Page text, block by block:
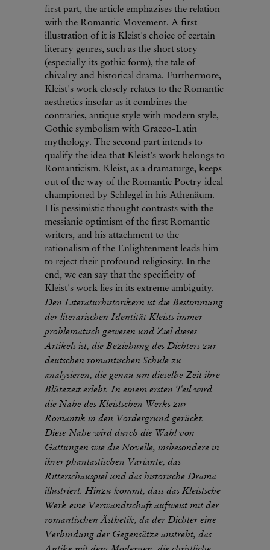
first part, the article emphazises the relation
with the Romantic Movement. A first
illustration of it is Kleist's choice of certain
literary genres, such as the short story
(especially its gothic form), the tale of
chivalry and historical drama. Furthermore,
Kleist's work closely relates to the Romantic
aesthetics insofar as it combines the
contraries, antique style with modern style,
Gothic symbolism with Graeco-Latin
mythology. The second part intends to
qualify the idea that Kleist's work belongs to
Romanticism. Kleist, as a dramaturge, keeps
out of the way of the Romantic Poetry ideal
championed by Schlegel in his Athenäum.
His pessimistic thought contrasts with the
messianic optimism of the first Romantic
writers, and his attachment to the
rationalism of the Enlightenment leads him
to reject their profound religiosity. In the
end, we can say that the specificity of
Kleist's work lies in its extreme ambiguity.
Den Literaturhistorikern ist die Bestimmung
der literarischen Identität Kleists immer
problematisch gewesen und Ziel dieses
Artikels ist, die Beziehung des Dichters zur
deutschen romantischen Schule zu
analysieren, die genau um dieselbe Zeit ihre
Blütezeit erlebt. In einem ersten Teil wird
die Nähe des Kleistschen Werks zur
Romantik in den Vordergrund gerückt.
Diese Nähe wird durch die Wahl von
Gattungen wie die Novelle, insbesondere in
ihrer phantastischen Variante, das
Ritterschauspiel und das historische Drama
illustriert. Hinzu kommt, dass das Kleistsche
Werk eine Verwandtschaft aufweist mit der
romantischen Ästhetik, da der Dichter eine
Verbindung der Gegensätze anstrebt, das